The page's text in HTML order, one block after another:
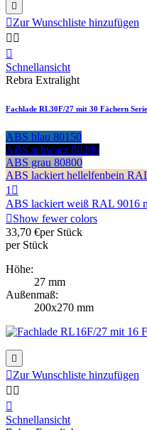

Zur Wunschliste hinzufügen
 

Schnellansicht
Rebra Extralight
Fachlade RL30F/27 mit 30 Fächern
ABS blau 80150
ABS schwarz 80200
ABS grau 80800
ABS lackiert hellelfenbein
1 
ABS lackiert weiß RAL 9016
Show fewer colors
33,70 €per Stück
per Stück
Höhe:
27 mm
Außenmaß:
200x270 mm

Zur Wunschliste hinzufügen
 

Schnellansicht